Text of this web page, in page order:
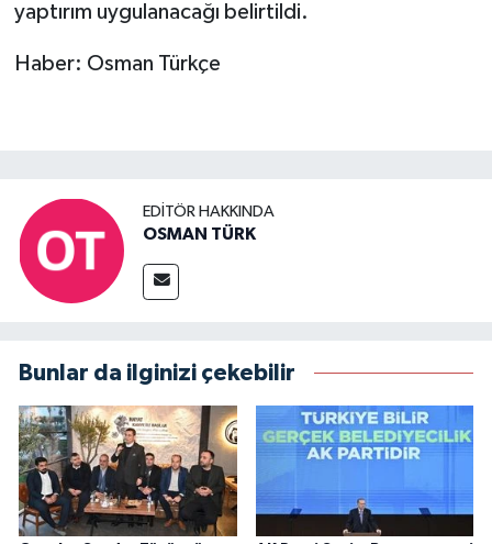
yaptırım uygulanacağı belirtildi.
Haber: Osman Türkçe
EDITÖR HAKKINDA
OSMAN TÜRK
Bunlar da ilginizi çekebilir